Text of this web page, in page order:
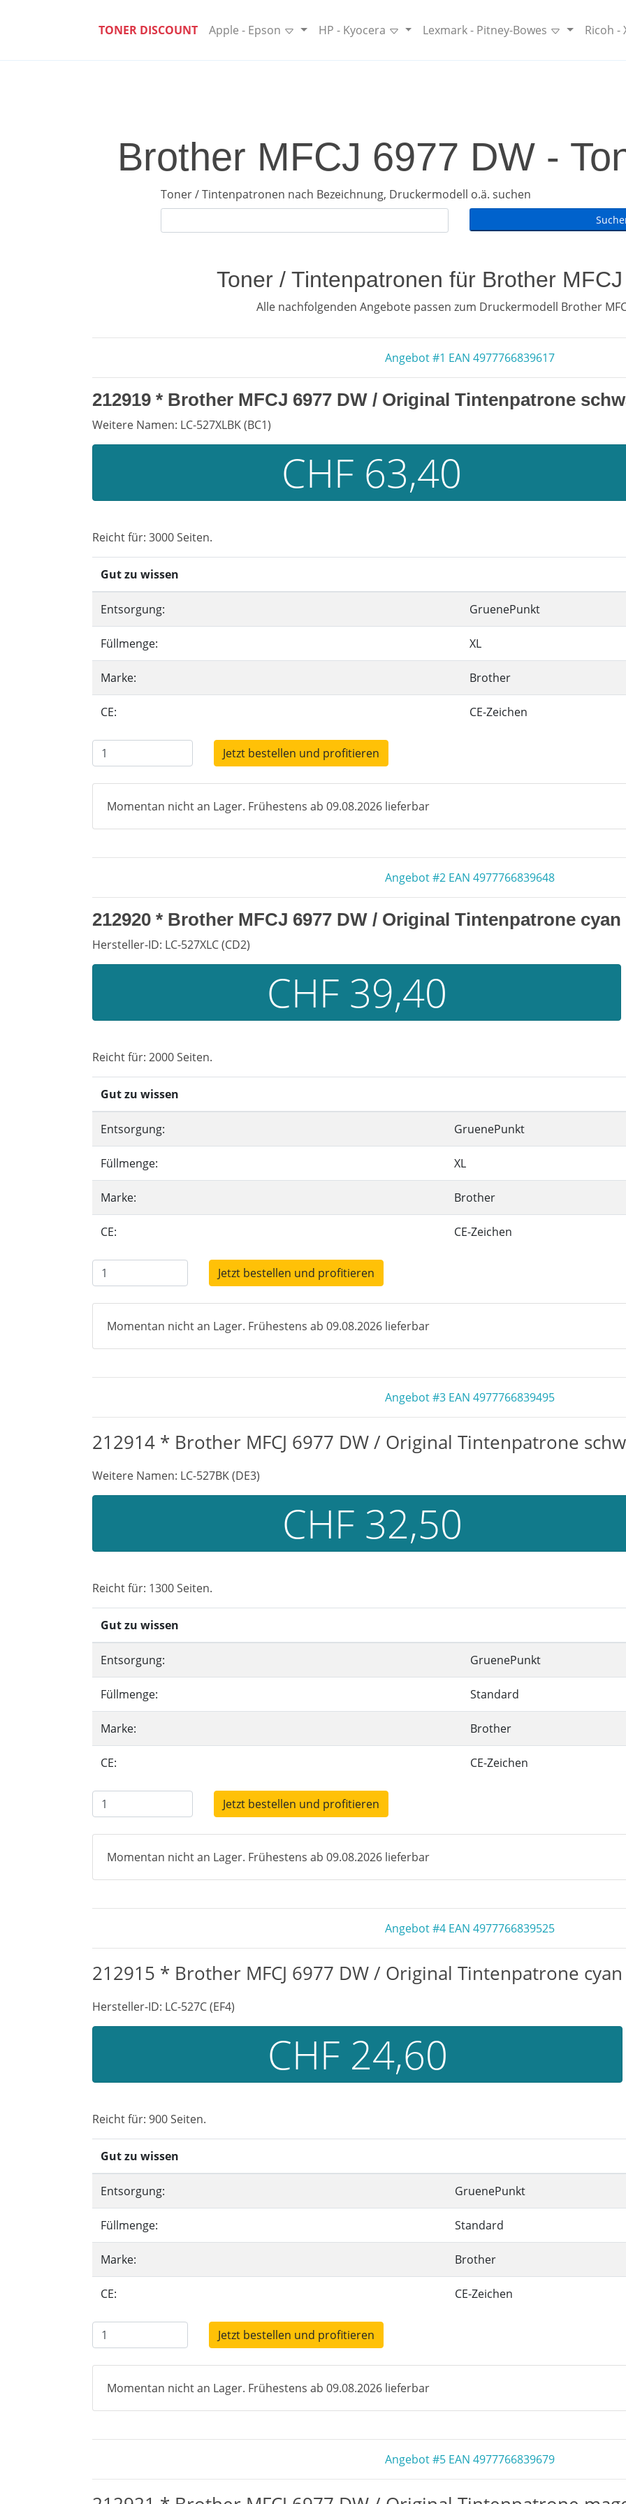
TONER DISCOUNT Apple - Epson HP - Kyocera Lexmark - Pitney-Bowes Ricoh -
Brother MFCJ 6977 DW -
Toner / Tintenpatronen nach Bezeichnung, Druckermodell o.ä. suchen
Toner / Tintenpatronen für Brother
Alle nachfolgenden Angebote passen zum Druckermodell Brother
Angebot #1 EAN 4977766839617
212919 * Brother MFCJ 6977 DW / Original Tintenpatrone
Weitere Namen: LC-527XLBK (BC1)
CHF 63,40
Reicht für: 3000 Seiten.
Gut zu wissen
Entsorgung: GruenePunkt
Füllmenge: XL
Marke: Brother
CE: CE-Zeichen
Jetzt bestellen und profitieren
Momentan nicht an Lager. Frühestens ab 09.08.2026 lieferbar
Angebot #2 EAN 4977766839648
212920 * Brother MFCJ 6977 DW / Original Tintenpatrone cyan
Hersteller-ID: LC-527XLC (CD2)
CHF 39,40
Reicht für: 2000 Seiten.
Gut zu wissen
Entsorgung: GruenePunkt
Füllmenge: XL
Marke: Brother
CE: CE-Zeichen
Jetzt bestellen und profitieren
Momentan nicht an Lager. Frühestens ab 09.08.2026 lieferbar
Angebot #3 EAN 4977766839495
212914 * Brother MFCJ 6977 DW / Original Tintenpatrone
Weitere Namen: LC-527BK (DE3)
CHF 32,50
Reicht für: 1300 Seiten.
Gut zu wissen
Entsorgung: GruenePunkt
Füllmenge: Standard
Marke: Brother
CE: CE-Zeichen
Jetzt bestellen und profitieren
Momentan nicht an Lager. Frühestens ab 09.08.2026 lieferbar
Angebot #4 EAN 4977766839525
212915 * Brother MFCJ 6977 DW / Original Tintenpatrone cyan
Hersteller-ID: LC-527C (EF4)
CHF 24,60
Reicht für: 900 Seiten.
Gut zu wissen
Entsorgung: GruenePunkt
Füllmenge: Standard
Marke: Brother
CE: CE-Zeichen
Jetzt bestellen und profitieren
Momentan nicht an Lager. Frühestens ab 09.08.2026 lieferbar
Angebot #5 EAN 4977766839679